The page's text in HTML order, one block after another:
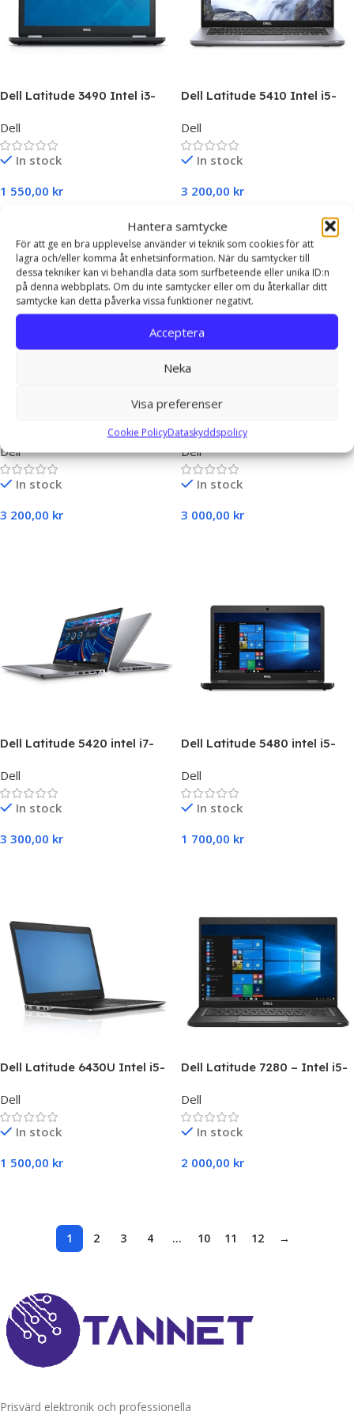
Hantera samtycke
För att ge en bra upplevelse använder vi teknik som cookies för att
lagra och/eller komma åt enhetsinformation. När du samtycker till
dessa tekniker kan vi behandla data som surfbeteende eller unika ID:n
på denna webbplats. Om du inte samtycker eller om du återkallar ditt
samtycke kan detta påverka vissa funktioner negativt.
Acceptera
Neka
Visa preferenser
Cookie PolicyDataskyddspolicy
Dell Latitude 3490 Intel i3-
Dell
In stock
1 550,00 kr
Dell Latitude 5410 Intel i5-
SSD
Dell
In stock
3 200,00 kr
10310U,8 GB RAM,256 GB
SSD LTE
Dell
In stock
3 200,00 kr
10610U,8 GB RAM,256 GB
SSD
Dell
In stock
3 000,00 kr
Dell Latitude 5420 intel i7-
Dell
In stock
3 300,00 kr
Dell Latitude 5480 intel i5-
Dell
In stock
1 700,00 kr
Dell Latitude 6430U Intel i5-
Dell
In stock
1 500,00 kr
Dell Latitude 7280 – Intel i5-
Dell
In stock
2 000,00 kr
1 2 3 4 … 10 11 12 →
Prisvärd elektronik och professionella